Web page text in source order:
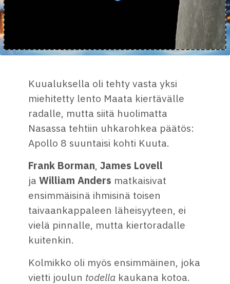
Kuualuksella oli tehty vasta yksi
miehitetty lento Maata kiertävälle
radalle, mutta siitä huolimatta
Nasassa tehtiin uhkarohkea päätös:
Apollo 8 suuntaisi kohti Kuuta.
Frank Borman, James Lovell
ja William Anders matkaisivat
ensimmäisinä ihmisinä toisen
taivaankappaleen läheisyyteen, ei
vielä pinnalle, mutta kiertoradalle
kuitenkin.
Kolmikko oli myös ensimmäinen, joka
vietti joulun todella kaukana kotoa.